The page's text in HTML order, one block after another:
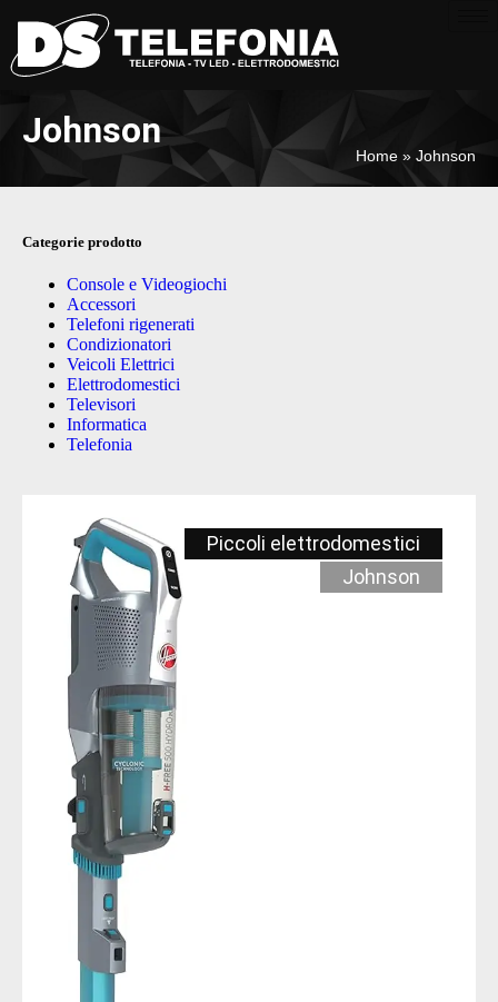
Johnson
Home » Johnson
Categorie prodotto
Console e Videogiochi
Accessori
Telefoni rigenerati
Condizionatori
Veicoli Elettrici
Elettrodomestici
Televisori
Informatica
Telefonia
Piccoli elettrodomestici
Johnson